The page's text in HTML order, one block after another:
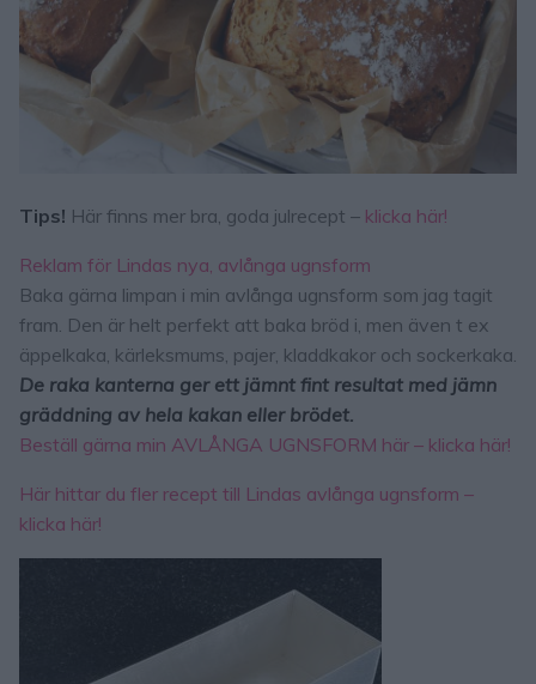
Tips! Här finns mer bra, goda julrecept – klicka här!
Reklam för Lindas nya, avlånga ugnsform
Baka gärna limpan i min avlånga ugnsform som jag tagit
fram. Den är helt perfekt att baka bröd i, men även t ex
äppelkaka, kärleksmums, pajer, kladdkakor och sockerkaka.
De raka kanterna ger ett jämnt fint resultat med jämn
gräddning av hela kakan eller brödet.
Beställ gärna min AVLÅNGA UGNSFORM här – klicka här!
Här hittar du fler recept till Lindas avlånga ugnsform –
klicka här!